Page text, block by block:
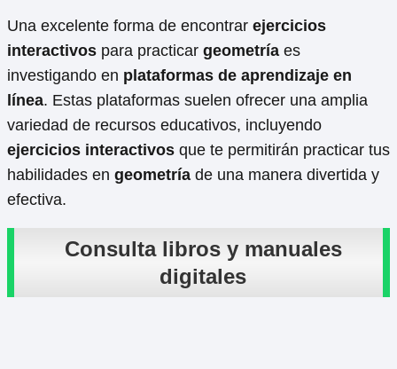
Una excelente forma de encontrar ejercicios
interactivos para practicar geometría es
investigando en plataformas de aprendizaje en
línea. Estas plataformas suelen ofrecer una amplia
variedad de recursos educativos, incluyendo
ejercicios interactivos que te permitirán practicar tus
habilidades en geometría de una manera divertida y
efectiva.
Consulta libros y manuales
digitales